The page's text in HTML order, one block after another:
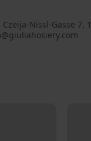
Nissl-Gasse 7,